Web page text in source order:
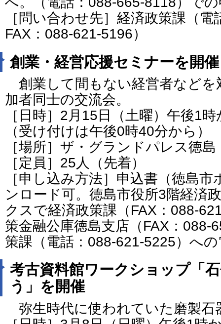
［問い合わせ先］経済政策課（
FAX：088-621-5196）
創業・経営応援セミナーを開催
創業して間もない経営者などを
加者同士の交流会。
［日時］2月15日（土曜）午後1
（受け付けは午後0時40分から）
［場所］ザ・グランドパレス徳
［定員］25人（先着）
［申し込み方法］申込書（徳島
ンロード可。徳島市役所3階経済
クスで経済政策課（FAX：088-
策金融公庫徳島支店（FAX：088-
策課（電話：088-621-5225）へ
考古資料館ワークショップ「
う」を開催
弥生時代に使われていた磨製石